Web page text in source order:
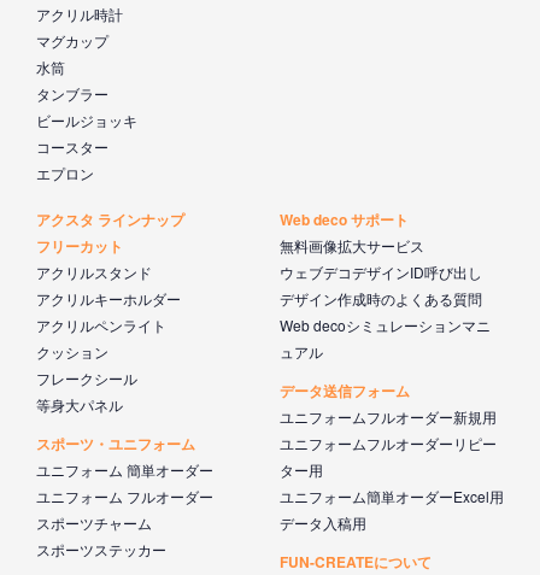
アクリル時計
マグカップ
水筒
タンブラー
ビールジョッキ
コースター
エプロン
アクスタ ラインナップ
フリーカット
アクリルスタンド
アクリルキーホルダー
アクリルペンライト
クッション
フレークシール
等身大パネル
スポーツ・ユニフォーム
ユニフォーム 簡単オーダー
ユニフォーム フルオーダー
スポーツチャーム
スポーツステッカー
Web deco サポート
無料画像拡大サービス
ウェブデコデザインID呼び出し
デザイン作成時のよくある質問
Web decoシミュレーションマニ
ュアル
データ送信フォーム
ユニフォームフルオーダー新規用
ユニフォームフルオーダーリピー
ター用
ユニフォーム簡単オーダーExcel用
データ入稿用
FUN-CREATEについて